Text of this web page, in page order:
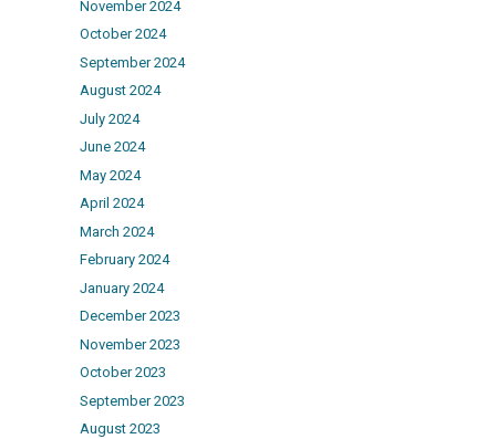
November 2024
October 2024
September 2024
August 2024
July 2024
June 2024
May 2024
April 2024
March 2024
February 2024
January 2024
December 2023
November 2023
October 2023
September 2023
August 2023